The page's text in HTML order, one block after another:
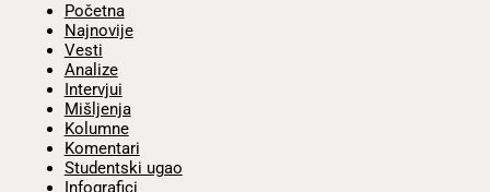
Početna
Najnovije
Vesti
Analize
Intervjui
Mišljenja
Kolumne
Komentari
Studentski ugao
Infografici